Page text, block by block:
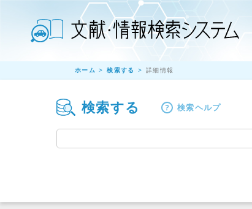
ホーム 検索する 詳細情報
検索する 検索ヘルプ